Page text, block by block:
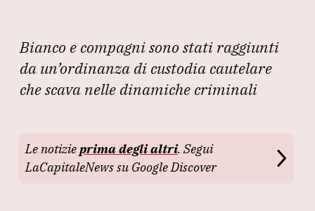
Bianco e compagni sono stati raggiunti
da un’ordinanza di custodia cautelare
che scava nelle dinamiche criminali
Le notizieprima degli altri. Segui
LaCapitaleNews su Google Discover